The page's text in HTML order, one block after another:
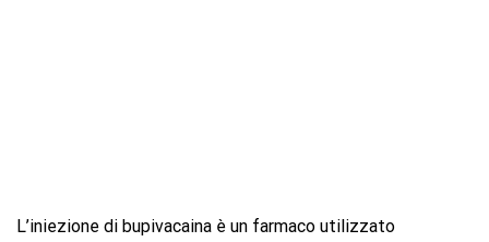
L’iniezione di bupivacaina è un farmaco utilizzato